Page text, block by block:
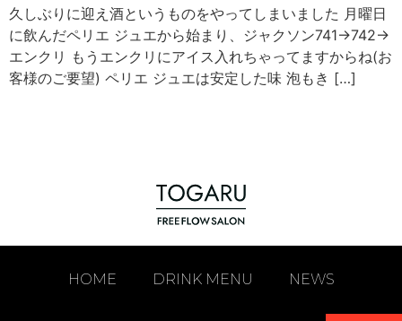
久しぶりに迎え酒というものをやってしまいました 月曜日
に飲んだペリエ ジュエから始まり、ジャクソン741→742→
エンクリ もうエンクリにアイス入れちゃってますからね(お
客様のご要望) ペリエ ジュエは安定した味 泡もき […]
HOME DRINK MENU NEWS